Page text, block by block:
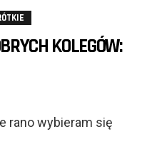
KOLEGÓW:
rano wybieram się